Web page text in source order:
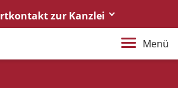
zur Kanzlei
Menü